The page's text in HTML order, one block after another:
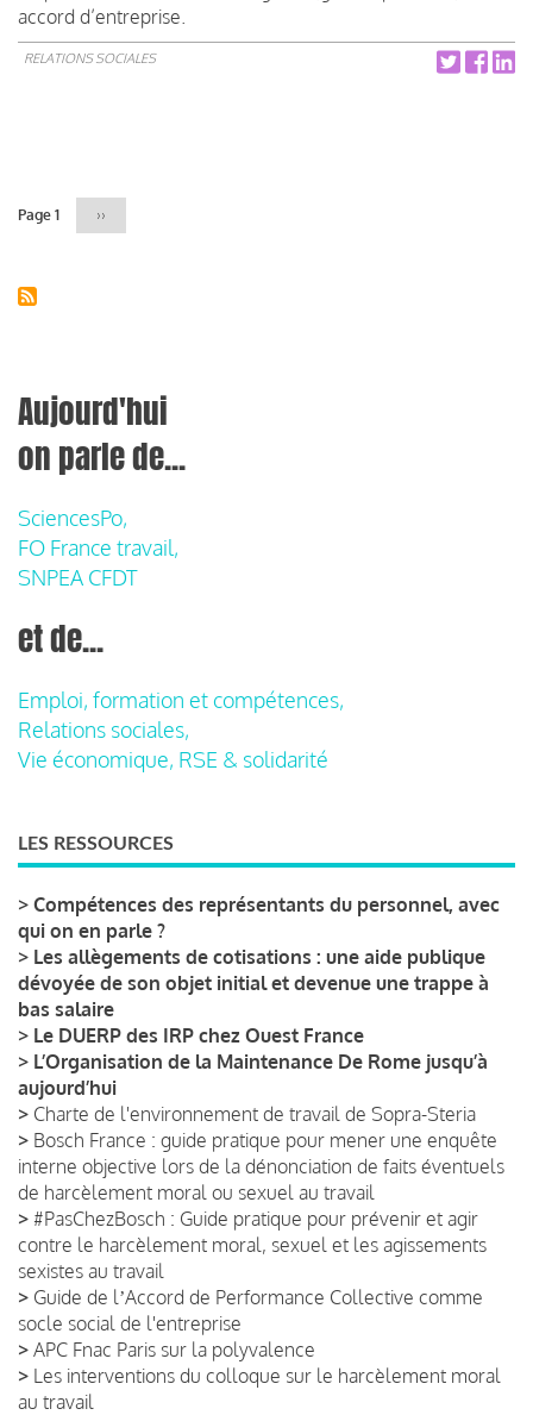
accord d’entreprise.
RELATIONS SOCIALES
Page 1
Page
››
Aujourd'hui
on parle de...
SciencesPo,
FO France travail,
SNPEA CFDT
et de...
Emploi, formation et compétences,
Relations sociales,
Vie économique, RSE & solidarité
LES RESSOURCES
> Compétences des représentants du personnel, avec
qui on en parle ?
> Les allègements de cotisations : une aide publique
dévoyée de son objet initial et devenue une trappe à
bas salaire
> Le DUERP des IRP chez Ouest France
> L’Organisation de la Maintenance De Rome jusqu’à
aujourd’hui
> Charte de l'environnement de travail de Sopra-Steria
> Bosch France : guide pratique pour mener une enquête
interne objective lors de la dénonciation de faits éventuels
de harcèlement moral ou sexuel au travail
> #PasChezBosch : Guide pratique pour prévenir et agir
contre le harcèlement moral, sexuel et les agissements
sexistes au travail
> Guide de lʼAccord de Performance Collective comme
socle social de l'entreprise
> APC Fnac Paris sur la polyvalence
> Les interventions du colloque sur le harcèlement moral
au travail